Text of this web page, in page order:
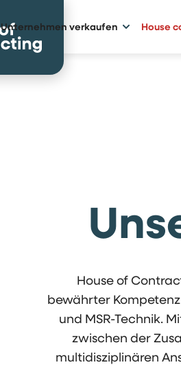
Unternehmen verkaufen House
House of
bewährter
und MSR-Technik.
zwischen der
multidisziplinären